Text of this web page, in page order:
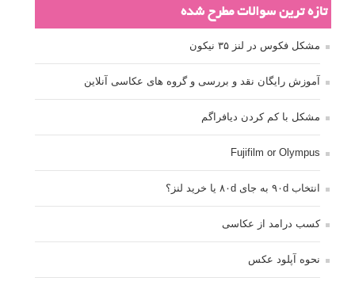
تازه ترین سوالات مطرح شده
مشکل فکوس در لنز ۳۵ نیکون
آموزش رایگان نقد و بررسی و گروه های عکاسی آنلاین
مشکل با کم کردن دیافراگم
Fujifilm or Olympus
انتخاب ۹۰d به جای ۸۰d یا خرید لنز؟
کسب درامد از عکاسی
نحوه آپلود عکس